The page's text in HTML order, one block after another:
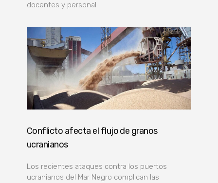
docentes y personal
Conflicto afecta el flujo de granos
ucranianos
Los recientes ataques contra los puertos
ucranianos del Mar Negro complican las